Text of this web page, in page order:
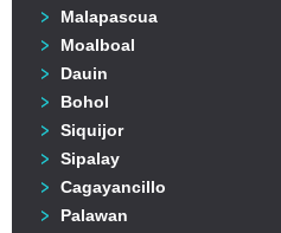
Malapascua
Moalboal
Dauin
Bohol
Siquijor
Sipalay
Cagayancillo
Palawan